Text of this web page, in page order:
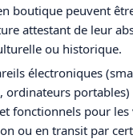
boutique peuvent
attestant de leur
ou historique.
électroniques
ordinateurs
fonctionnels pour les
ou en transit par